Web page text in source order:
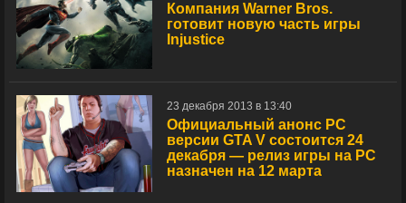
Компания Warner Bros.
готовит новую часть игры
Injustice
23 декабря 2013 в 13:40
Официальный анонс PC
версии GTA V состоится 24
декабря — релиз игры на РС
назначен на 12 марта